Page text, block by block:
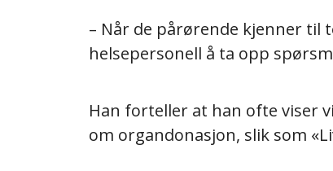
– Når de pårørende kjenner til
helsepersonell å ta opp
Han forteller at han ofte viser
om organdonasjon, slik som